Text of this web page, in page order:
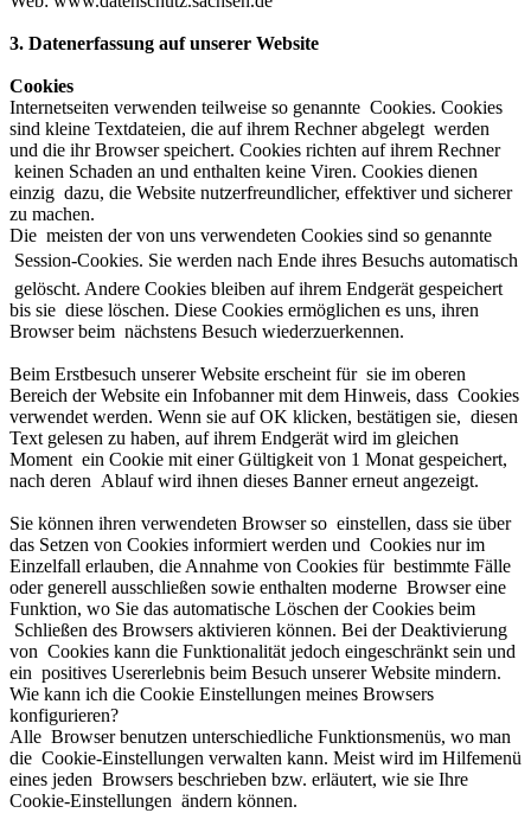
3. Datenerfassung auf unserer Website
Cookies
Internetseiten verwenden teilweise so genannte Cookies. Cookies
sind kleine Textdateien, die auf ihrem Rechner abgelegt werden
und die ihr Browser speichert. Cookies richten auf ihrem Rechner
keinen Schaden an und enthalten keine Viren. Cookies dienen
einzig dazu, die Website nutzerfreundlicher, effektiver und sicherer
zu machen.
Die meisten der von uns verwendeten Cookies sind so genannte
Session-Cookies. Sie werden nach Ende ihres Besuchs automatisch
gelöscht. Andere Cookies bleiben auf ihrem Endgerät gespeichert
bis sie diese löschen. Diese Cookies ermöglichen es uns, ihren
Browser beim nächstens Besuch wiederzuerkennen.
Beim Erstbesuch unserer Website erscheint für sie im oberen
Bereich der Website ein Infobanner mit dem Hinweis, dass Cookies
verwendet werden. Wenn sie auf OK klicken, bestätigen sie, diesen
Text gelesen zu haben, auf ihrem Endgerät wird im gleichen
Moment ein Cookie mit einer Gültigkeit von 1 Monat gespeichert,
nach deren Ablauf wird ihnen dieses Banner erneut angezeigt.
Sie können ihren verwendeten Browser so einstellen, dass sie über
das Setzen von Cookies informiert werden und Cookies nur im
Einzelfall erlauben, die Annahme von Cookies für bestimmte Fälle
oder generell ausschließen sowie enthalten moderne Browser eine
Funktion, wo Sie das automatische Löschen der Cookies beim
Schließen des Browsers aktivieren können. Bei der Deaktivierung
von Cookies kann die Funktionalität jedoch eingeschränkt sein und
ein positives Usererlebnis beim Besuch unserer Website mindern.
Wie kann ich die Cookie Einstellungen meines Browsers
konfigurieren?
Alle Browser benutzen unterschiedliche Funktionsmenüs, wo man
die Cookie-Einstellungen verwalten kann. Meist wird im Hilfemenü
eines jeden Browsers beschrieben bzw. erläutert, wie sie Ihre
Cookie-Einstellungen ändern können.